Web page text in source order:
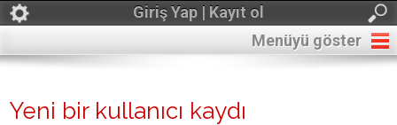
Giriş Yap | Kayıt ol
Menüyü göster
Yeni bir kullanıcı kaydı